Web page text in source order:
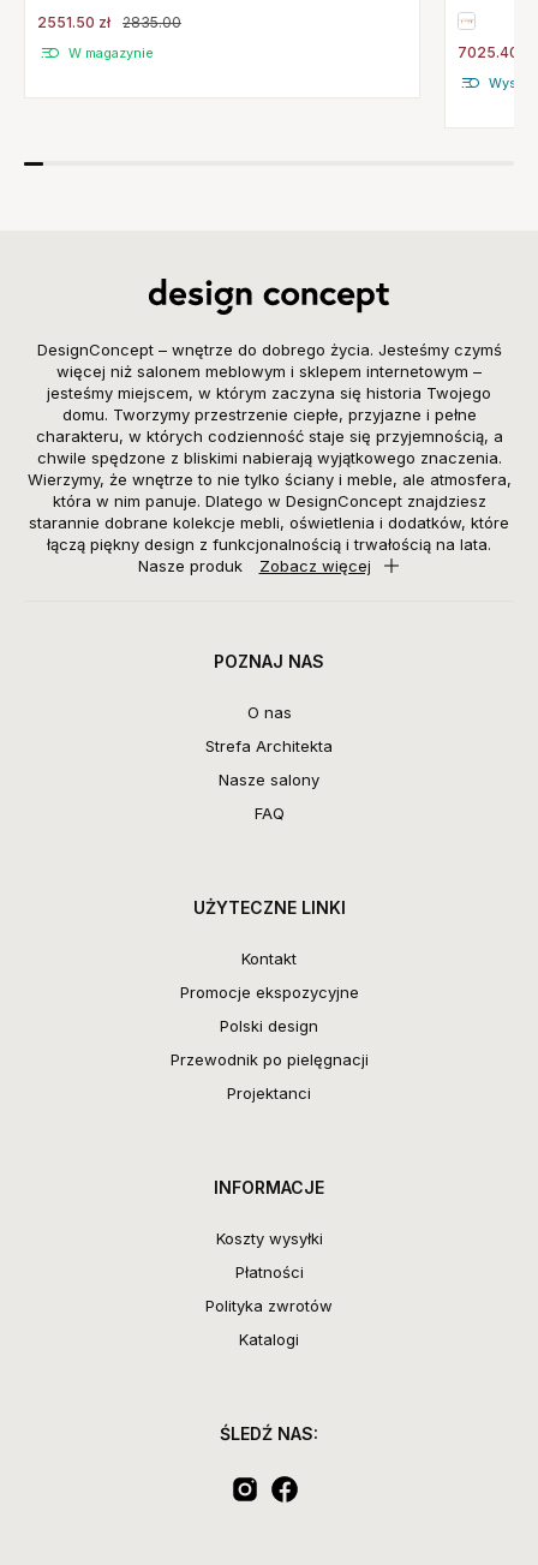
2551.50 zł 2835.00
W magazynie
Marmur
7025.40 zł
DesignConcept – wnętrze do dobrego życia. Jesteśmy czymś
więcej niż salonem meblowym i sklepem internetowym –
jesteśmy miejscem, w którym zaczyna się historia Twojego
domu. Tworzymy przestrzenie ciepłe, przyjazne i pełne
charakteru, w których codzienność staje się przyjemnością, a
chwile spędzone z bliskimi nabierają wyjątkowego znaczenia.
Wierzymy, że wnętrze to nie tylko ściany i meble, ale atmosfera,
która w nim panuje. Dlatego w DesignConcept znajdziesz
starannie dobrane kolekcje mebli, oświetlenia i dodatków, które
łączą piękny design z funkcjonalnością i trwałością na lata.
Nasze produk
Zobacz więcej
POZNAJ NAS
O nas
Strefa Architekta
Nasze salony
FAQ
UŻYTECZNE LINKI
Kontakt
Promocje ekspozycyjne
Polski design
Przewodnik po pielęgnacji
Projektanci
INFORMACJE
Koszty wysyłki
Płatności
Polityka zwrotów
Katalogi
ŚLEDŹ NAS: